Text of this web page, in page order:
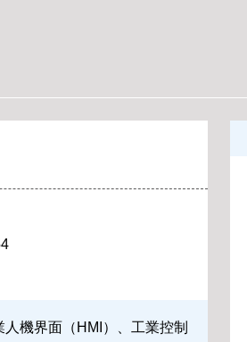
機界面（HMI）、工業控制